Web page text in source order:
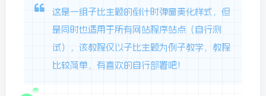
这是一组子比主题的倒计时弹窗美化样式，但
是同时也适用于所有网站程序站点（自行测
试），该教程仅以子比主题为例子教学，教程
比较简单，有喜欢的自行部署吧！